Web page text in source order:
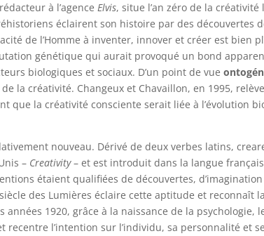
à l’agenceElvis, situe l’an zéro de la
éclairent son histoire par des découvertes
de l’Homme à inventer, innover et créer est bien
génétique qui aurait provoqué un bond
biologiques et sociaux. D’un point de vue
la créativité. Changeux et Chavaillon, en 1995,
que la créativité consciente serait liée à l’évolution
nouveau. Dérivé de deux verbes latins,
– Creativity– et est introduit dans la langue
étaient qualifiées de découvertes,
des Lumières éclaire cette aptitude et reconnaît
années 1920, grâce à la naissance de la psychologie,
l’intention sur l’individu, sa personnalité et